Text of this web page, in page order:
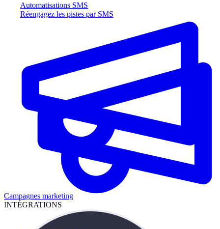
Automatisations SMS
Réengagez les pistes par SMS
Campagnes marketing
INTÉGRATIONS